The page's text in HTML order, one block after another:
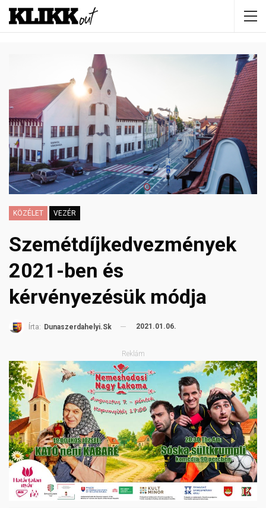
KÖZÉLET VEZÉR
Szemétdíjkedvezmények
2021-ben és
kérvényezésük módja
Írta: Dunaszerdahelyi.sk 2021.01.06.
Reklám